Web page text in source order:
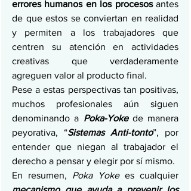
errores humanos en los procesos antes
de que estos se conviertan en realidad
y permiten a los trabajadores que
centren su atención en actividades
creativas que verdaderamente
agreguen valor al producto final.
Pese a estas perspectivas tan positivas,
muchos profesionales aún siguen
denominando a Poka-Yoke de manera
peyorativa, “Sistemas Anti-tonto”, por
entender que niegan al trabajador el
derecho a pensar y elegir por sí mismo.
En resumen, Poka Yoke